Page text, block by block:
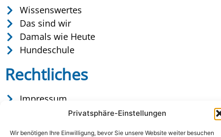
Privatsphäre-Einstellungen
Wir benötigen Ihre Einwilligung, bevor Sie unsere Website weiter besuchen
Wissenswertes
Das sind wir
Damals wie Heute
Hundeschule
Rechtliches
Impressum
Datenschutz